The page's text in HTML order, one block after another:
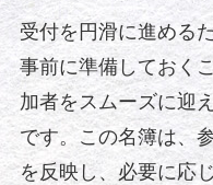
受付を円滑に進める
事前に準備しておく
加者をスムーズに迎
です。この名簿は、
を反映し、必要に応